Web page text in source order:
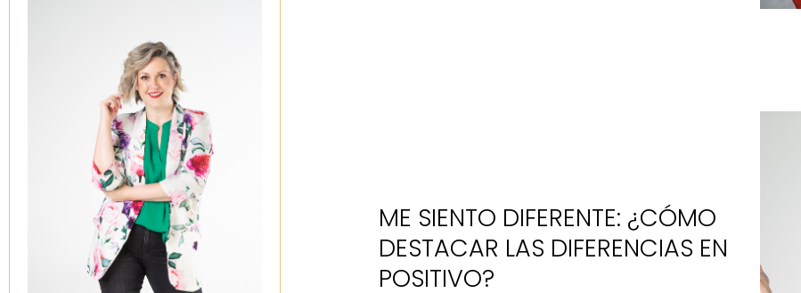
ME SIENTO DIFERENTE: ¿CÓMO
DESTACAR LAS DIFERENCIAS EN
POSITIVO?